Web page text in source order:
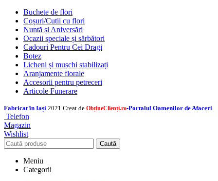
Buchete de flori
Coșuri/Cutii cu flori
Nuntă și Aniversări
Ocazii speciale și sărbători
Cadouri Pentru Cei Dragi
Botez
Licheni și mușchi stabilizați
Aranjamente florale
Accesorii pentru petreceri
Articole Funerare
Fabricat în Iași 2021 Creat de ObțineClienți.ro-Portalul Oamenilor de Afaceri
Telefon
Magazin
Wishlist
Caută
Meniu
Categorii